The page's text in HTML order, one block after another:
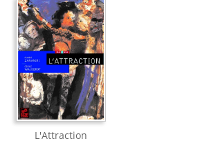
L'Attraction